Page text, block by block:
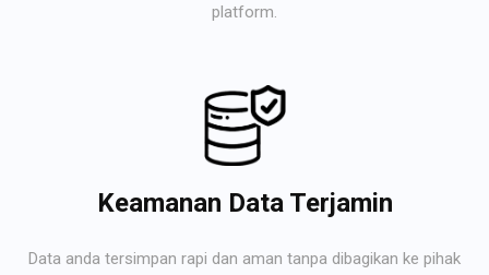
platform.
Keamanan Data Terjamin
Data anda tersimpan rapi dan aman tanpa dibagikan ke pihak